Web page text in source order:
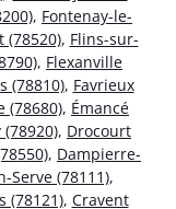
, Fontenay-le-
(78520), Flins-sur-
, Flexanville
(78810), Favrieux
(78680), Émancé
, Drocourt
, Dampierre-
Serve (78111),
(78121), Cravent